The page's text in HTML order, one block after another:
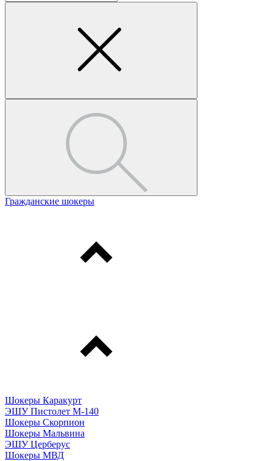
Гражданские шокеры
Шокеры Каракурт
ЭШУ Пистолет М-140
Шокеры Скорпион
Шокеры Мальвина
ЭШУ Церберус
Шокеры МВД